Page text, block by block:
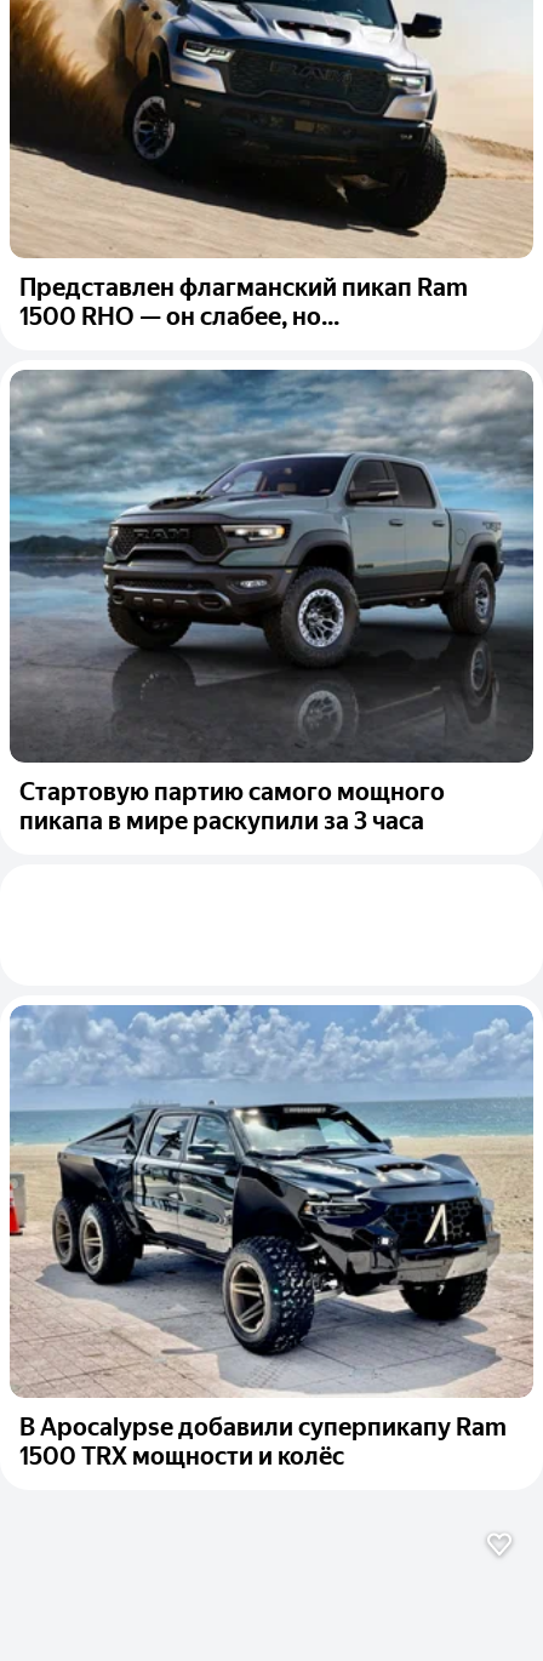
Представлен флагманский пикап Ram
1500 RHO — он слабее, но...
Стартовую партию самого мощного
пикапа в мире раскупили за 3 часа
В Apocalypse добавили суперпикапу Ram
1500 TRX мощности и колёс